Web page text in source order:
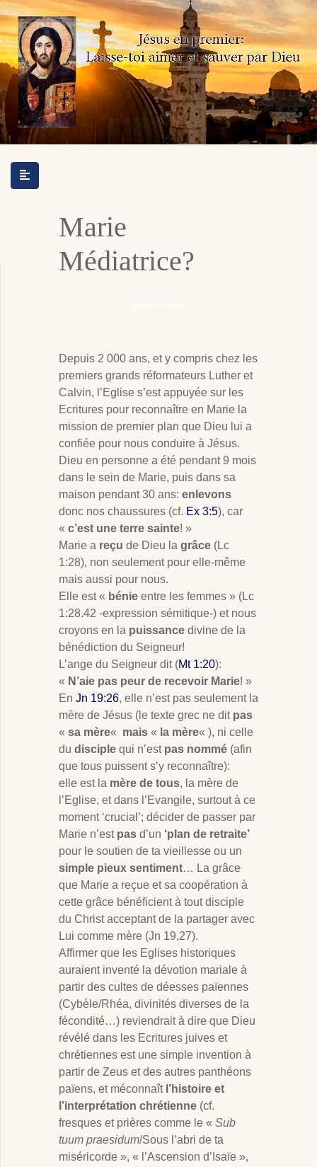
Marie
Médiatrice?
Depuis 2 000 ans, et y compris chez les
premiers grands réformateurs Luther et
Calvin, l’Eglise s’est appuyée sur les
Ecritures pour reconnaître en Marie la
mission de premier plan que Dieu lui a
confiée pour nous conduire à Jésus.
Dieu en personne a été pendant 9 mois
dans le sein de Marie, puis dans sa
maison pendant 30 ans: enlevons
donc nos chaussures (cf. Ex 3:5), car
« c’est une terre sainte! »
Marie a reçu de Dieu la grâce (Lc
1:28), non seulement pour elle-même
mais aussi pour nous.
Elle est « bénie entre les femmes » (Lc
1:28.42 -expression sémitique-) et nous
croyons en la puissance divine de la
bénédiction du Seigneur!
L’ange du Seigneur dit (Mt 1:20):
« N’aie pas peur de recevoir Marie! »
En Jn 19:26, elle n’est pas seulement la
mère de Jésus (le texte grec ne dit pas
« sa mère« mais « la mère« ), ni celle
du disciple qui n’est pas nommé (afin
que tous puissent s’y reconnaître):
elle est la mère de tous, la mère de
l’Eglise, et dans l’Evangile, surtout à ce
moment ‘crucial’; décider de passer par
Marie n’est pas d’un ‘plan de retraite’
pour le soutien de ta vieillesse ou un
simple pieux sentiment… La grâce
que Marie a reçue et sa coopération à
cette grâce bénéficient à tout disciple
du Christ acceptant de la partager avec
Lui comme mère (Jn 19,27).
Affirmer que les Eglises historiques
auraient inventé la dévotion mariale à
partir des cultes de déesses païennes
(Cybèle/Rhéa, divinités diverses de la
fécondité…) reviendrait à dire que Dieu
révélé dans les Ecritures juives et
chrétiennes est une simple invention à
partir de Zeus et des autres panthéons
païens, et méconnaît l’histoire et
l’interprétation chrétienne (cf.
fresques et prières comme le « Sub
tuum praesidum/Sous l’abri de ta
miséricorde », « l’Ascension d’Isaïe »,